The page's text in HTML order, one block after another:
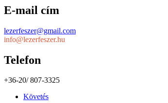
E-mail cím
lezerfeszer@gmail.com
info@lezerfeszer.hu
Telefon
+36-20/ 807-3325
Követés